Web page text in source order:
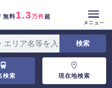
無料1.3万件超
検索 現在地検索